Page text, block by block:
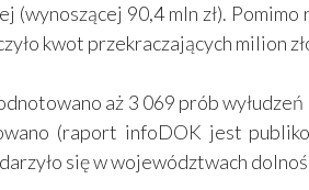
(wynoszącej 90,4 mln zł).
kwot przekraczających milion
aż 3 069 prób
(raport infoDOK jest
się w województwach